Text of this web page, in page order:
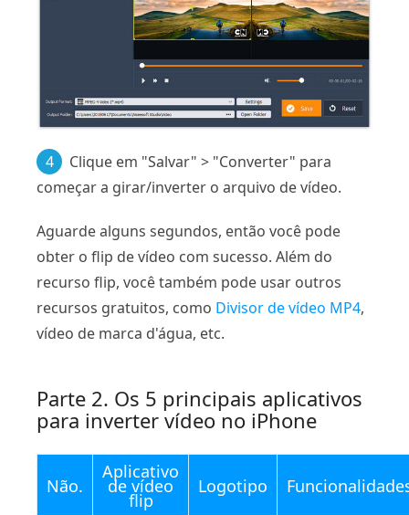
4
Clique em "Salvar" > "Converter" para
começar a girar/inverter o arquivo de vídeo.
Aguarde alguns segundos, então você pode
obter o flip de vídeo com sucesso. Além do
recurso flip, você também pode usar outros
recursos gratuitos, como Divisor de vídeo MP4,
vídeo de marca d'água, etc.
Parte 2. Os 5 principais aplicativos
para inverter vídeo no iPhone
Não.
Aplicativo
de vídeo
flip
Logotipo